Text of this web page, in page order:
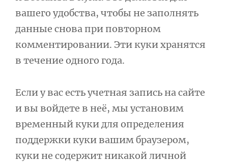
вашего удобства, чтобы не заполнять
данные снова при повторном
комментировании. Эти куки хранятся
в течение одного года.
Если у вас есть учетная запись на сайте
и вы войдете в неё, мы установим
временный куки для определения
поддержки куки вашим браузером,
куки не содержит никакой личной